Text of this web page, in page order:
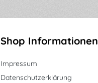
Shop Informationen
Impressum
Datenschutzerklärung